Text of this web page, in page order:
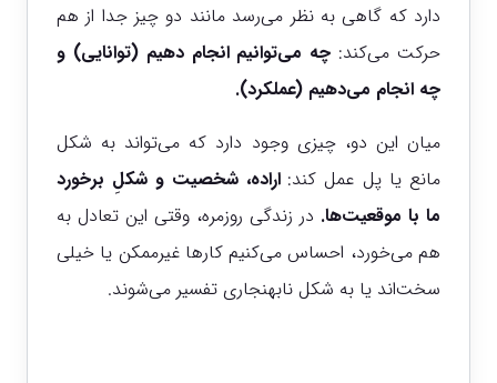
دارد که گاهی به نظر می‌رسد مانند دو چیز جدا از هم
حرکت می‌کند: چه می‌توانیم انجام دهیم (توانایی) و
چه انجام می‌دهیم (عملکرد).
میان این دو، چیزی وجود دارد که می‌تواند به شکل
مانع یا پل عمل کند:اراده، شخصیت و شکلِ برخورد
ما با موقعیت‌ها. در زندگی روزمره، وقتی این تعادل به
هم می‌خورد، احساس می‌کنیم کارها غیرممکن یا خیلی
سخت‌اند یا به شکل نابهنجاری تفسیر می‌شوند.